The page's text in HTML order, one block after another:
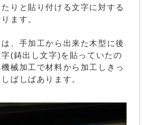
りと貼り付ける文字に対する
ます。
、手加工から出来た木型に後
(鋳出し文字)を貼っていたの
械加工で材料から加工しきっ
ばしばあります。